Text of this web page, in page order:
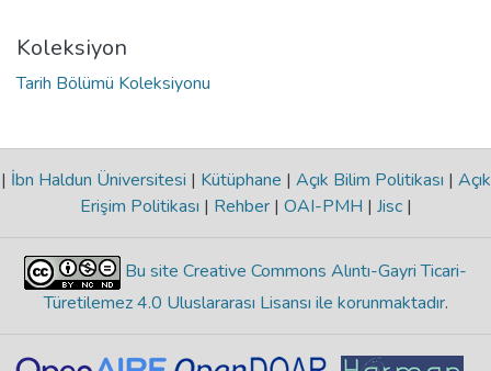
Koleksiyon
Tarih Bölümü Koleksiyonu
| İbn Haldun Üniversitesi | Kütüphane | Açık Bilim Politikası | Açık
Erişim Politikası | Rehber | OAI-PMH | Jisc |
Bu site Creative Commons Alıntı-Gayri Ticari-
Türetilemez 4.0 Uluslararası Lisansı ile korunmaktadır.